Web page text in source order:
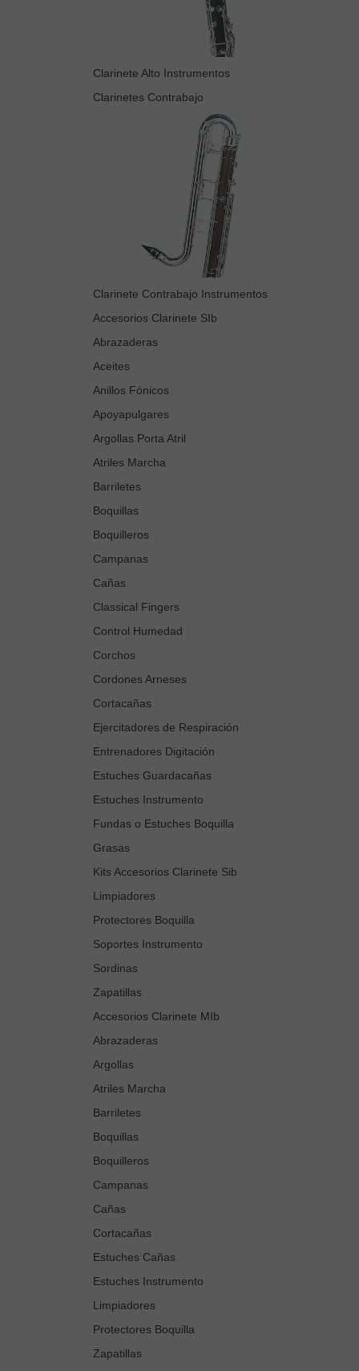
Clarinete Alto Instrumentos
Clarinetes Contrabajo
Clarinete Contrabajo Instrumentos
Accesorios Clarinete SIb
Abrazaderas
Aceites
Anillos Fónicos
Apoyapulgares
Argollas Porta Atril
Atriles Marcha
Barriletes
Boquillas
Boquilleros
Campanas
Cañas
Classical Fingers
Control Humedad
Corchos
Cordones Arneses
Cortacañas
Ejercitadores de Respiración
Entrenadores Digitación
Estuches Guardacañas
Estuches Instrumento
Fundas o Estuches Boquilla
Grasas
Kits Accesorios Clarinete Sib
Limpiadores
Protectores Boquilla
Soportes Instrumento
Sordinas
Zapatillas
Accesorios Clarinete MIb
Abrazaderas
Argollas
Atriles Marcha
Barriletes
Boquillas
Boquilleros
Campanas
Cañas
Cortacañas
Estuches Cañas
Estuches Instrumento
Limpiadores
Protectores Boquilla
Zapatillas